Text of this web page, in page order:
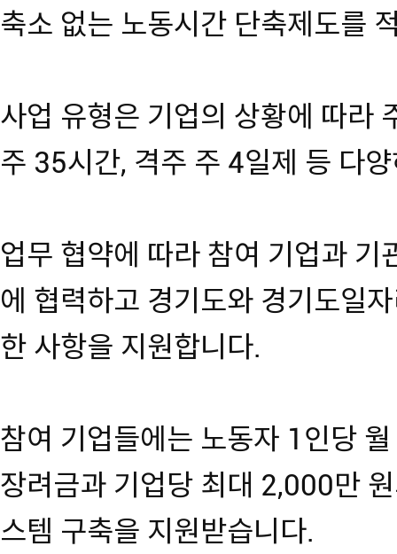
축소 없는 노동시간 단축제도를
사업 유형은 기업의 상황에 따라
주 35시간, 격주 주 4일제 등 다
업무 협약에 따라 참여 기업과 기
에 협력하고 경기도와 경기도일
한 사항을 지원합니다.
참여 기업들에는 노동자 1인당
장려금과 기업당 최대 2,000만
스템 구축을 지원받습니다.